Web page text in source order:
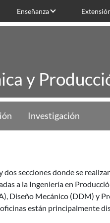
Enseñanza
y
Investigación
secciones donde se
a la Ingeniería en
Diseño Mecánico (DDM) y
están principalmente